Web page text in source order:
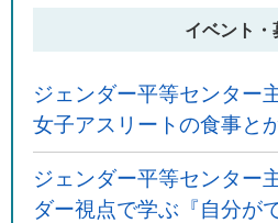
イベント・
ジェンダー平等センター
女子アスリートの食事と
ジェンダー平等センター
ダー視点で学ぶ『自分が